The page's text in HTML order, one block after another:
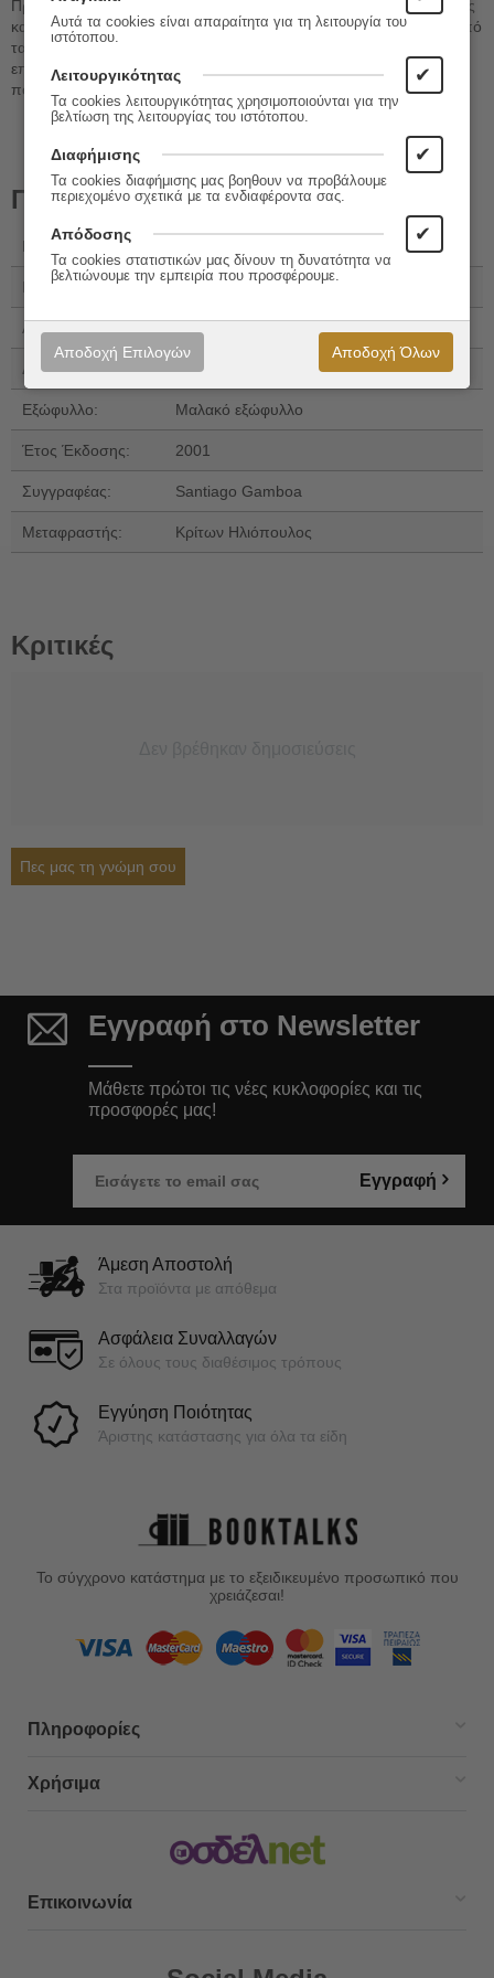
Πρόκειται για συνδιασμό του νουάρ με το μυθιστόρημα περιπέτειας
και την κοινωνική κριτική. Η περιγραφή της βίας απομακρύνεται από
τα τοπικά στερεότυπα, όπως τα ναρκωτικά και το αντάρτικο, και
επικεντρώνεται σε πολύ πιο διεθνείς μορφές διαφθοράς και
πολιτικής σήψης.
Πληροφορίες
Εκδόσεις:
ISBN 13: 978-960-7073-68-6
Αριθμός Σελίδων:
Διαστάσεις: 21x13
Εξώφυλλο: Μαλακό εξώφυλλο
Έτος Έκδοσης: 2001
Συγγραφέας: Santiago Gamboa
Μεταφραστής: Κρίτων Ηλιόπουλος
Κριτικές
Πες μας τη γνώμη σου
Εγγραφή στο Newsletter
Μάθετε πρώτοι τις νέες κυκλοφορίες και τις
προσφορές μας!
Εγγραφή
Άμεση Αποστολή
Στα προϊόντα με απόθεμα
Ασφάλεια Συναλλαγών
Σε όλους τους διαθέσιμος τρόπους
Εγγύηση Ποιότητας
Άριστης κατάστασης για όλα τα είδη
Το σύγχρονο κατάστημα με το εξειδικευμένο προσωπικό που
χρειάζεσαι!
Πληροφορίες
Χρήσιμα
Επικοινωνία
Αυτά τα cookies είναι απαραίτητα για τη λειτουργία του
ιστότοπου.
Λειτουργικότητας ✔
Τα cookies λειτουργικότητας χρησιμοποιούνται για την
βελτίωση της λειτουργίας του ιστότοπου.
Διαφήμισης ✔
Τα cookies διαφήμισης μας βοηθουν να προβάλουμε
περιεχομένο σχετικά με τα ενδιαφέροντα σας.
Απόδοσης ✔
Τα cookies στατιστικών μας δίνουν τη δυνατότητα να
βελτιώνουμε την εμπειρία που προσφέρουμε.
Αποδοχή Επιλογών Αποδοχή Όλων